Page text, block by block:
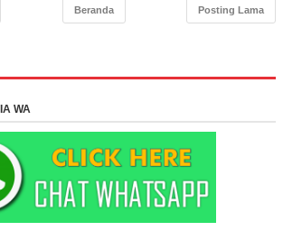
Posting Lama
Beranda
WA